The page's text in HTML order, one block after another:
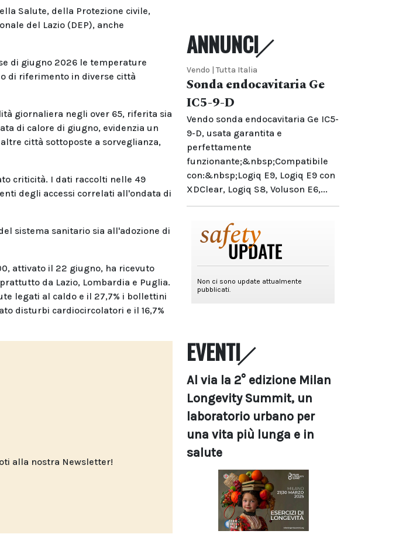
Salute, della Protezione civile,
del Lazio (DEP), anche
di giugno 2026 le temperature
di riferimento in diverse città
giornaliera negli over 65, riferita sia
di calore di giugno, evidenzia un
città sottoposte a sorveglianza,
criticità. I dati raccolti nelle 49
degli accessi correlati all'ondata di
sistema sanitario sia all'adozione di
attivato il 22 giugno, ha ricevuto
da Lazio, Lombardia e Puglia.
legati al caldo e il 27,7% i bollettini
disturbi cardiocircolatori e il 16,7%
alla nostra Newsletter!
ANNUNCI
Vendo | Tutta Italia
Sonda endocavitaria Ge
IC5-9-D
Vendo sonda endocavitaria Ge IC5-
9-D, usata garantita e
perfettamente
funzionante;&nbsp;Compatibile
con:&nbsp;Logiq E9, Logiq E9 con
XDClear, Logiq S8, Voluson E6,...
EVENTI
Al via la 2° edizione Milan
Longevity Summit, un
laboratorio urbano per
una vita più lunga e in
salute